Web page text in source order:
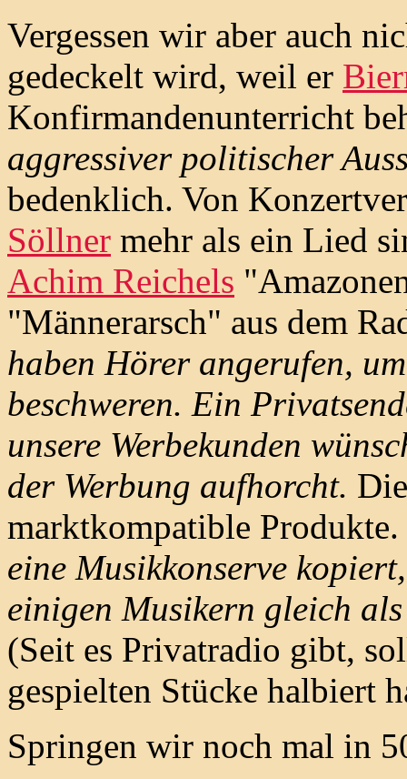
Vergessen wir aber auch
gedeckelt wird, weil er
Konfirmandenunterricht
aggressiver politischer
bedenklich. Von
Söllner mehr als ein Lied
Achim Reichels
"Männerarsch" aus dem
haben Hörer angerufen,
beschweren. Ein
unsere Werbekunden
der Werbung aufhorcht.
marktkompatible Produkte.
eine Musikkonserve
einigen Musikern gleich
(Seit es Privatradio gibt,
gespielten Stücke halbiert
Springen wir noch mal in